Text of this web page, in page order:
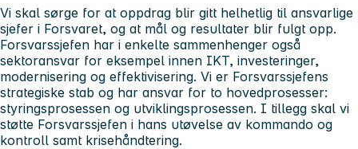
Vi skal sørge for at oppdrag blir gitt helhetlig til ansvarlige
sjefer i Forsvaret, og at mål og resultater blir fulgt opp.
Forsvarssjefen har i enkelte sammenhenger også
sektoransvar for eksempel innen IKT, investeringer,
modernisering og effektivisering. Vi er Forsvarssjefens
strategiske stab og har ansvar for to hovedprosesser:
styringsprosessen og utviklingsprosessen. I tillegg skal vi
støtte Forsvarssjefen i hans utøvelse av kommando og
kontroll samt krisehåndtering.